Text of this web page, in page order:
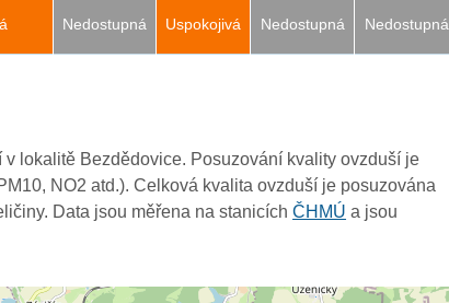
Nedostupná Uspokojivá Nedostupná Nedostupná
lokalitě Bezdědovice. Posuzování kvality ovzduší je
NO2 atd.). Celková kvalita ovzduší je posuzována
Data jsou měřena na stanicíchČHMÚ a jsou